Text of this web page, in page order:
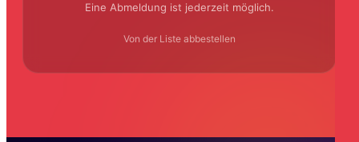
Eine Abmeldung ist jederzeit möglich.
Von der Liste abbestellen